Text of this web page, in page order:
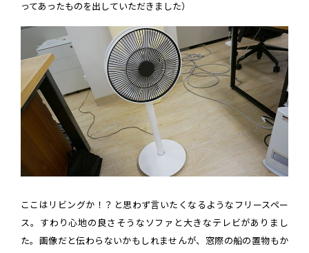
ってあったものを出していただきました）
ここはリビングか！？と思わず言いたくなるようなフリースペー
ス。すわり心地の良さそうなソファと大きなテレビがありまし
た。画像だと伝わらないかもしれませんが、窓際の船の置物もか